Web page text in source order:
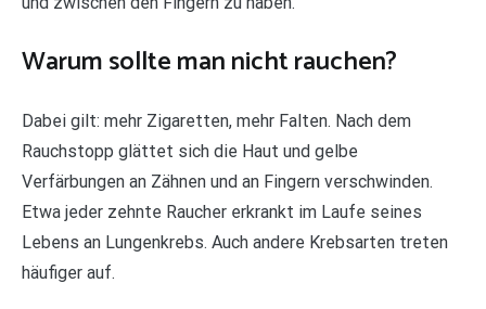
Warum sollte man nicht rauchen?
Dabei gilt: mehr Zigaretten, mehr Falten. Nach dem
Rauchstopp glättet sich die Haut und gelbe
Verfärbungen an Zähnen und an Fingern verschwinden.
Etwa jeder zehnte Raucher erkrankt im Laufe seines
Lebens an Lungenkrebs. Auch andere Krebsarten treten
häufiger auf.